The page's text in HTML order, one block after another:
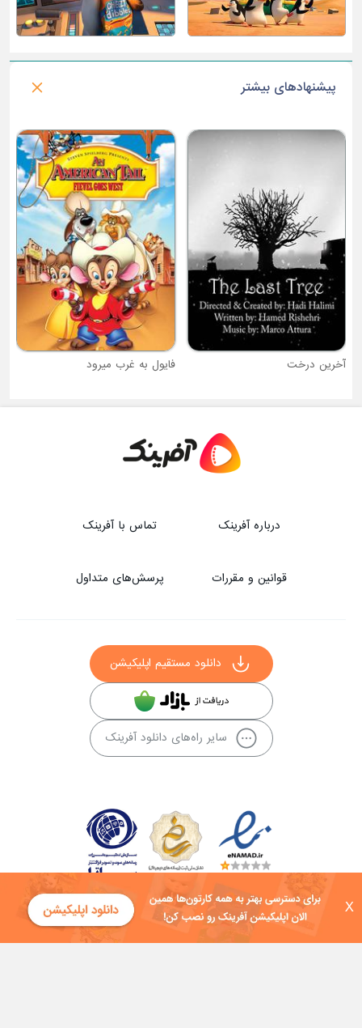
X
پیشنهادهای بیشتر
آخرین درخت فایول به غرب میرود
درباره آفرینک تماس با آفرینک
قوانین و مقررات پرسش‌های متداول
دانلود مستقیم اپلیکیشن
سایر راه‌های دانلود آفرینک
کلیه حقوق این سایت به شرکت توسعه فناوی هفت آسمان توکان تعلق دارد و